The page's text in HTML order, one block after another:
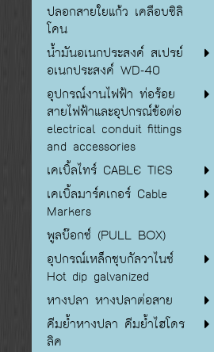
ปลอกสายใยแก้ว เคลือบซิลิ
โคน
น้ำมันอเนกประสงค์ สเปรย์
อเนกประสงค์ WD-40
อุปกรณ์งานไฟฟ้า ท่อร้อย
สายไฟฟ้าและอุปกรณ์ข้อต่อ
electrical conduit fittings
and accessories
เคเบิ้ลไทร์ CABLE TIES
เคเบิ้ลมาร์คเกอร์ Cable
Markers
พูลบ๊อกซ์ (PULL BOX)
อุปกรณ์เหล็กชุบกัลวาไนซ์
Hot dip galvanized
หางปลา หางปลาต่อสาย
คีมย้ำหางปลา คีมย้ำไฮโดร
ลิค